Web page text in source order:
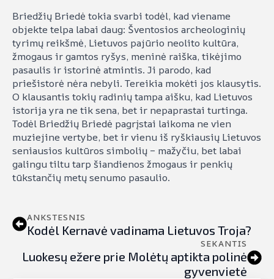
Briedžių Briedė tokia svarbi todėl, kad viename
objekte telpa labai daug: Šventosios archeologinių
tyrimų reikšmė, Lietuvos pajūrio neolito kultūra,
žmogaus ir gamtos ryšys, meninė raiška, tikėjimo
pasaulis ir istorinė atmintis. Ji parodo, kad
priešistorė nėra nebyli. Tereikia mokėti jos klausytis.
O klausantis tokių radinių tampa aišku, kad Lietuvos
istorija yra ne tik sena, bet ir nepaprastai turtinga.
Todėl Briedžių Briedė pagrįstai laikoma ne vien
muziejine vertybe, bet ir vienu iš ryškiausių Lietuvos
seniausios kultūros simbolių – mažyčiu, bet labai
galingu tiltu tarp šiandienos žmogaus ir penkių
tūkstančių metų senumo pasaulio.
ANKSTESNIS
Kodėl Kernavė vadinama Lietuvos Troja?
SEKANTIS
Luokesų ežere prie Molėtų aptikta polinė
gyvenvietė